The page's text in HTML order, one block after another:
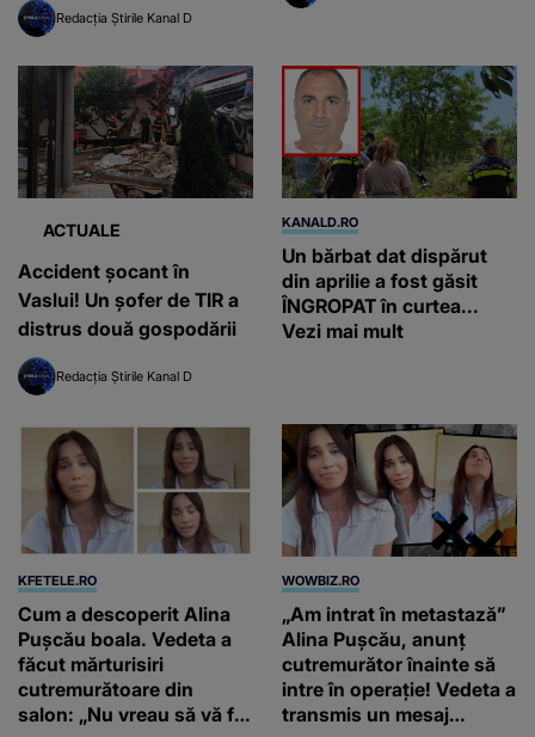
Redacția Știrile Kanal D
ACTUALE
Accident șocant în
Vaslui! Un șofer de TIR a
distrus două gospodării
Redacția Știrile Kanal D
KANALD.RO
Un bărbat dat dispărut
din aprilie a fost găsit
ÎNGROPAT în curtea...
Vezi mai mult
KFETELE.RO
Cum a descoperit Alina
Pușcău boala. Vedeta a
făcut mărturisiri
cutremurătoare din
salon: „Nu vreau să vă fie
WOWBIZ.RO
„Am intrat în metastază”
Alina Pușcău, anunț
cutremurător înainte să
intre în operație! Vedeta a
transmis un mesaj